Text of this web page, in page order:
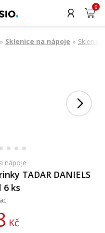
0
» Sklenice na nápoje »
nápoje
TADAR DANIELS
6 ks
Kč